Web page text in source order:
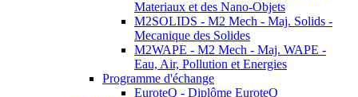
Materiaux et des Nano-Objets
M2SOLIDS - M2 Mech - Maj. Solids -
Mecanique des Solides
M2WAPE - M2 Mech - Maj. WAPE -
Eau, Air, Pollution et Energies
Programme d'échange
EuroteQ - Diplôme EuroteQ